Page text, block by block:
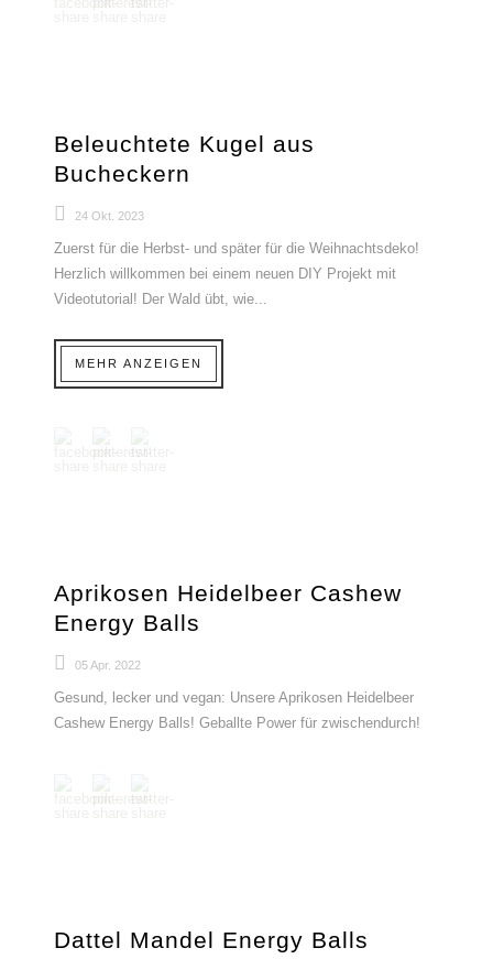
Beleuchtete Kugel aus
Bucheckern
24 Okt. 2023
Zuerst für die Herbst- und später für die Weihnachtsdeko!
Herzlich willkommen bei einem neuen DIY Projekt mit
Videotutorial! Der Wald übt, wie...
MEHR ANZEIGEN
Aprikosen Heidelbeer Cashew
Energy Balls
05 Apr. 2022
Gesund, lecker und vegan: Unsere Aprikosen Heidelbeer
Cashew Energy Balls! Geballte Power für zwischendurch!
Dattel Mandel Energy Balls